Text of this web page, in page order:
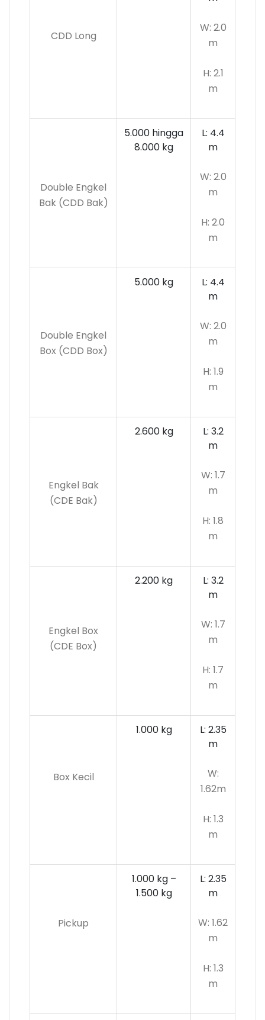
CDD Long
W: 2.0
m
H: 2.1
m
Double Engkel
Bak (CDD Bak)
5.000 hingga
8.000 kg
L: 4.4
m
W: 2.0
m
H: 2.0
m
Double Engkel
Box (CDD Box)
5.000 kg
L: 4.4
m
W: 2.0
m
H: 1.9
m
Engkel Bak
(CDE Bak)
2.600 kg
L: 3.2
m
W: 1.7
m
H: 1.8
m
Engkel Box
(CDE Box)
2.200 kg
L: 3.2
m
W: 1.7
m
H: 1.7
m
Box Kecil
1.000 kg
L: 2.35
m
W:
1.62m
H: 1.3
m
Pickup
1.000 kg –
1.500 kg
L: 2.35
m
W: 1.62
m
H: 1.3
m